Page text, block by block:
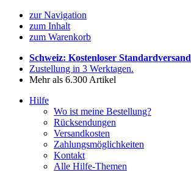
zur Navigation
zum Inhalt
zum Warenkorb
Schweiz: Kostenloser Standardversand
Zustellung in 3 Werktagen.
Mehr als 6.300 Artikel
Hilfe
Wo ist meine Bestellung?
Rücksendungen
Versandkosten
Zahlungsmöglichkeiten
Kontakt
Alle Hilfe-Themen